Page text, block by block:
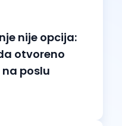
nije opcija:
otvoreno
poslu